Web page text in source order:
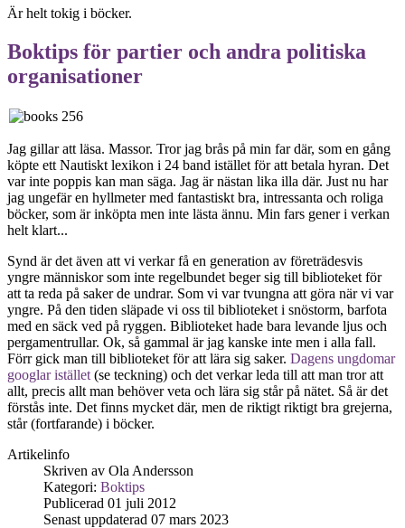
Är helt tokig i böcker.
Boktips för partier och andra politiska
organisationer
Jag gillar att läsa. Massor. Tror jag brås på min far där, som en gång
köpte ett Nautiskt lexikon i 24 band istället för att betala hyran. Det
var inte poppis kan man säga. Jag är nästan lika illa där. Just nu har
jag ungefär en hyllmeter med fantastiskt bra, intressanta och roliga
böcker, som är inköpta men inte lästa ännu. Min fars gener i verkan
helt klart...
Synd är det även att vi verkar få en generation av företrädesvis
yngre människor som inte regelbundet beger sig till biblioteket för
att ta reda på saker de undrar. Som vi var tvungna att göra när vi var
yngre. På den tiden släpade vi oss til biblioteket i snöstorm, barfota
med en säck ved på ryggen. Biblioteket hade bara levande ljus och
pergamentrullar. Ok, så gammal är jag kanske inte men i alla fall.
Förr gick man till biblioteket för att lära sig saker. Dagens ungdomar
googlar istället (se teckning) och det verkar leda till att man tror att
allt, precis allt man behöver veta och lära sig står på nätet. Så är det
förstås inte. Det finns mycket där, men de riktigt riktigt bra grejerna,
står (fortfarande) i böcker.
Artikelinfo
Skriven av Ola Andersson
Kategori: Boktips
Publicerad 01 juli 2012
Senast uppdaterad 07 mars 2023